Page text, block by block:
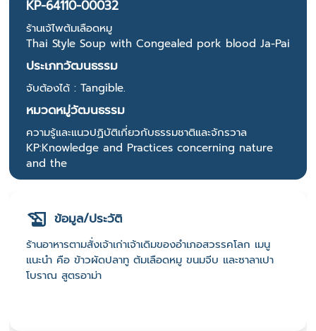
KP-64110-00032
ร้านเจ้ไพต้มเลือดหมู
Thai Style Soup with Congealed pork blood Ja-Pai
ประเภทวัฒนธรรม
จับต้องได้ : Tangible.
หมวดหมู่วัฒนธรรม
ความรู้และแนวปฏิบัติเกี่ยวกับธรรมชาติและจักรวาล
KP:Knowledge and Practices concerning nature
and the
ข้อมูล/ประวัติ
ร้านอาหารตามสั่งเจ้าเก่าเจ้าเดิมของอำเภอสวรรคโลก เมนู
แนะนำ คือ ข้าวผัดปลาทู ต้มเลือดหมู ขนมจีบ และซาลาเปา
โบราณ สูตรอาม่า